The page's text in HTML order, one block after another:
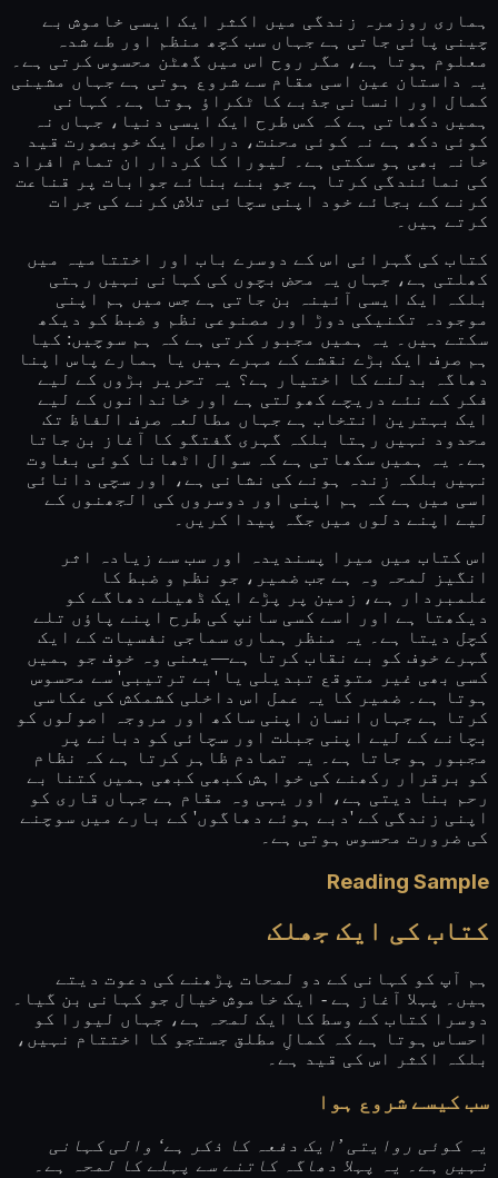
ہماری روزمرہ زندگی میں اکثر ایک ایسی خاموش بے
چینی پائی جاتی ہے جہاں سب کچھ منظم اور طے شدہ
معلوم ہوتا ہے، مگر روح اس میں گھٹن محسوس کرتی ہے۔
یہ داستان عین اسی مقام سے شروع ہوتی ہے جہاں مشینی
کمال اور انسانی جذبے کا ٹکراؤ ہوتا ہے۔ کہانی
ہمیں دکھاتی ہے کہ کس طرح ایک ایسی دنیا، جہاں نہ
کوئی دکھ ہے نہ کوئی محنت، دراصل ایک خوبصورت قید
خانہ بھی ہو سکتی ہے۔ لیورا کا کردار ان تمام افراد
کی نمائندگی کرتا ہے جو بنے بنائے جوابات پر قناعت
کرنے کے بجائے خود اپنی سچائی تلاش کرنے کی جرات
کرتے ہیں۔
کتاب کی گہرائی اس کے دوسرے باب اور اختتامیہ میں
کھلتی ہے، جہاں یہ محض بچوں کی کہانی نہیں رہتی
بلکہ ایک ایسی آئینہ بن جاتی ہے جس میں ہم اپنی
موجودہ تکنیکی دوڑ اور مصنوعی نظم و ضبط کو دیکھ
سکتے ہیں۔ یہ ہمیں مجبور کرتی ہے کہ ہم سوچیں: کیا
ہم صرف ایک بڑے نقشے کے مہرے ہیں یا ہمارے پاس اپنا
دھاگہ بدلنے کا اختیار ہے؟ یہ تحریر بڑوں کے لیے
فکر کے نئے دریچے کھولتی ہے اور خاندانوں کے لیے
ایک بہترین انتخاب ہے جہاں مطالعہ صرف الفاظ تک
محدود نہیں رہتا بلکہ گہری گفتگو کا آغاز بن جاتا
ہے۔ یہ ہمیں سکھاتی ہے کہ سوال اٹھانا کوئی بغاوت
نہیں بلکہ زندہ ہونے کی نشانی ہے، اور سچی دانائی
اسی میں ہے کہ ہم اپنی اور دوسروں کی الجھنوں کے
لیے اپنے دلوں میں جگہ پیدا کریں۔
اس کتاب میں میرا پسندیدہ اور سب سے زیادہ اثر
انگیز لمحہ وہ ہے جب ضمیر، جو نظم و ضبط کا
علمبردار ہے، زمین پر پڑے ایک ڈھیلے دھاگے کو
دیکھتا ہے اور اسے کسی سانپ کی طرح اپنے پاؤں تلے
کچل دیتا ہے۔ یہ منظر ہماری سماجی نفسیات کے ایک
گہرے خوف کو بے نقاب کرتا ہے—یعنی وہ خوف جو ہمیں
کسی بھی غیر متوقع تبدیلی یا 'بے ترتیبی' سے محسوس
ہوتا ہے۔ ضمیر کا یہ عمل اس داخلی کشمکش کی عکاسی
کرتا ہے جہاں انسان اپنی ساکھ اور مروجہ اصولوں کو
بچانے کے لیے اپنی جبلت اور سچائی کو دبانے پر
مجبور ہو جاتا ہے۔ یہ تصادم ظاہر کرتا ہے کہ نظام
کو برقرار رکھنے کی خواہش کبھی کبھی ہمیں کتنا بے
رحم بنا دیتی ہے، اور یہی وہ مقام ہے جہاں قاری کو
اپنی زندگی کے 'دبے ہوئے دھاگوں' کے بارے میں سوچنے
کی ضرورت محسوس ہوتی ہے۔
Reading Sample
کتاب کی ایک جھلک
ہم آپ کو کہانی کے دو لمحات پڑھنے کی دعوت دیتے
ہیں۔ پہلا آغاز ہے - ایک خاموش خیال جو کہانی بن گیا۔
دوسرا کتاب کے وسط کا ایک لمحہ ہے، جہاں لیورا کو
احساس ہوتا ہے کہ کمالِ مطلق جستجو کا اختتام نہیں،
بلکہ اکثر اس کی قید ہے۔
سب کیسے شروع ہوا
یہ کوئی روایتی ’ایک دفعہ کا ذکر ہے‘ والی کہانی
نہیں ہے۔ یہ پہلا دھاگہ کاتنے سے پہلے کا لمحہ ہے۔